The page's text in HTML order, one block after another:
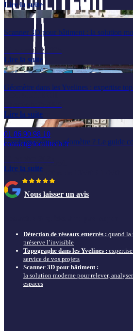
Lire la suite
Scanner 3D pour bâtiment : la solution
24 novembre 2025
Lire la suite
Géomètre dans les Yvelines : expertise
Lire la suite
Combien coûte un géomètre ? Le guide
Lire la suite
78550 Houdan
01 86 90 98 10
contact@localitech.fr
du lundi au vendredi
de 9h00 à 12h00 et de 13h30 à 17h30
Nous laisser un avis
Détection de réseaux enterrés : quand la
préserve l’invisible
Topographe dans les Yvelines :
service de vos projets
Scanner 3D pour bâtiment :
la solution moderne pour relever,
espaces